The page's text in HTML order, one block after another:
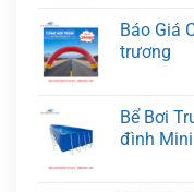
Báo Giá
trương
Bể Bơi
đình Mini